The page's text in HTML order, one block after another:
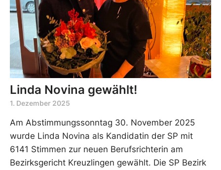
Linda Novina gewählt!
1. Dezember 2025
Am Abstimmungssonntag 30. November 2025
wurde Linda Novina als Kandidatin der SP mit
6141 Stimmen zur neuen Berufsrichterin am
Bezirksgericht Kreuzlingen gewählt. Die SP Bezirk